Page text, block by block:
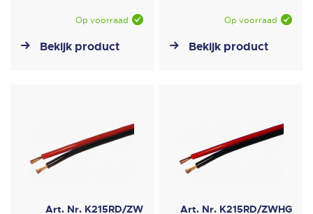
Op voorraad
Bekijk product
Op voorraad
Bekijk product
Art. Nr. K215RD/ZW Art. Nr. K215RD/ZWHG